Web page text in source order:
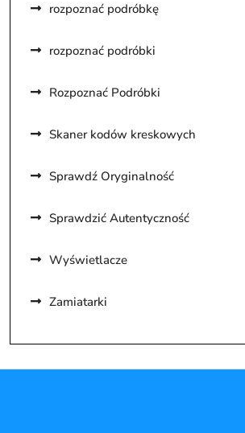
rozpoznać podróbkę
rozpoznać podróbki
Rozpoznać Podróbki
Skaner kodów kreskowych
Sprawdź Oryginalność
Sprawdzić Autentyczność
Wyświetlacze
Zamiatarki